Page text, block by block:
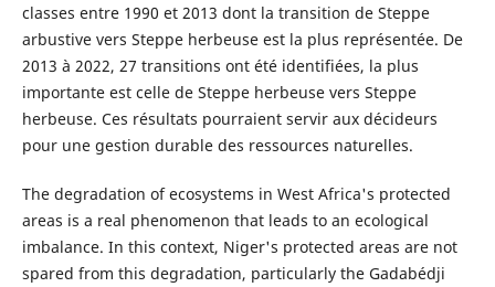
classes entre 1990 et 2013 dont la transition de Steppe
arbustive vers Steppe herbeuse est la plus représentée. De
2013 à 2022, 27 transitions ont été identifiées, la plus
importante est celle de Steppe herbeuse vers Steppe
herbeuse. Ces résultats pourraient servir aux décideurs
pour une gestion durable des ressources naturelles.
The degradation of ecosystems in West Africa's protected
areas is a real phenomenon that leads to an ecological
imbalance. In this context, Niger's protected areas are not
spared from this degradation, particularly the Gadabédji